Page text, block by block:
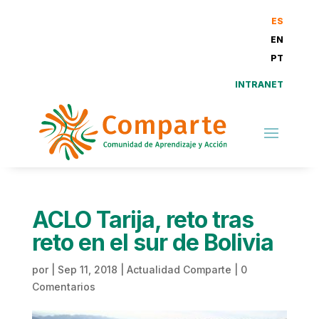
ES
EN
PT
INTRANET
ACLO Tarija, reto tras
reto en el sur de Bolivia
por Sep 11, 2018 Actualidad Comparte
0
Comentarios